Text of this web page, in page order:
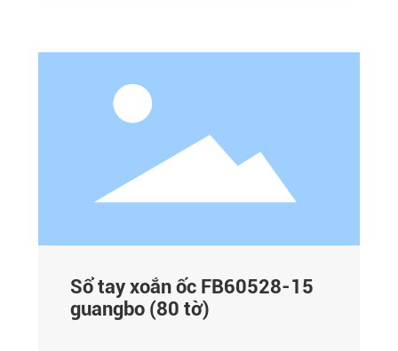
Sổ tay xoắn ốc FB60528-15
guangbo (80 tờ)